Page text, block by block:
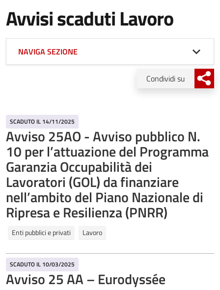
Avvisi scaduti Lavoro
SCADUTO IL 14/11/2025
Avviso 25AO - Avviso pubblico N.
10 per l’attuazione del Programma
Garanzia Occupabilità dei
Lavoratori (GOL) da finanziare
nell’ambito del Piano Nazionale di
Ripresa e Resilienza (PNRR)
Enti pubblici e privati Lavoro
SCADUTO IL 10/03/2025
Avviso 25 AA – Eurodyssée
Condividi su
NAVIGA SEZIONE